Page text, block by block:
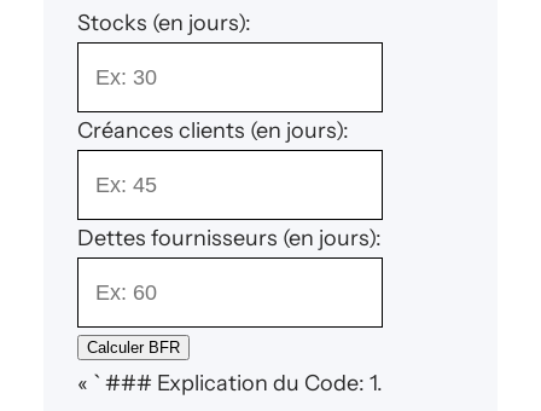
Stocks (en jours):
Créances clients (en jours):
Dettes fournisseurs (en jours):
Calculer BFR
« ` ### Explication du Code: 1.